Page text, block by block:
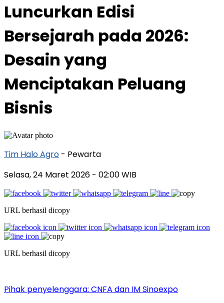
Luncurkan Edisi
Bersejarah pada 2026:
Desain yang
Menciptakan Peluang
Bisnis
Tim Halo Agro - Pewarta
Selasa, 24 Maret 2026 - 02:00 WIB
URL berhasil dicopy
URL berhasil dicopy
Pihak penyelenggara: CNFA dan IM Sinoexpo